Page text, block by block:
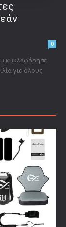
0
κυκλοφόρησε
για όλους